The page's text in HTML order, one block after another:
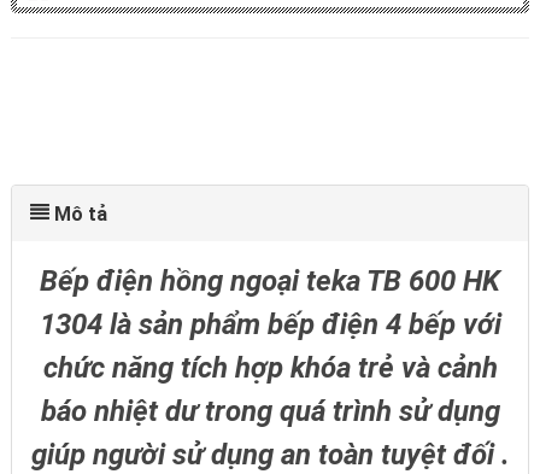
Mô tả
Bếp điện hồng ngoại teka TB 600 HK
1304 là sản phẩm bếp điện 4 bếp với
chức năng tích hợp khóa trẻ và cảnh
báo nhiệt dư trong quá trình sử dụng
giúp người sử dụng an toàn tuyệt đối .